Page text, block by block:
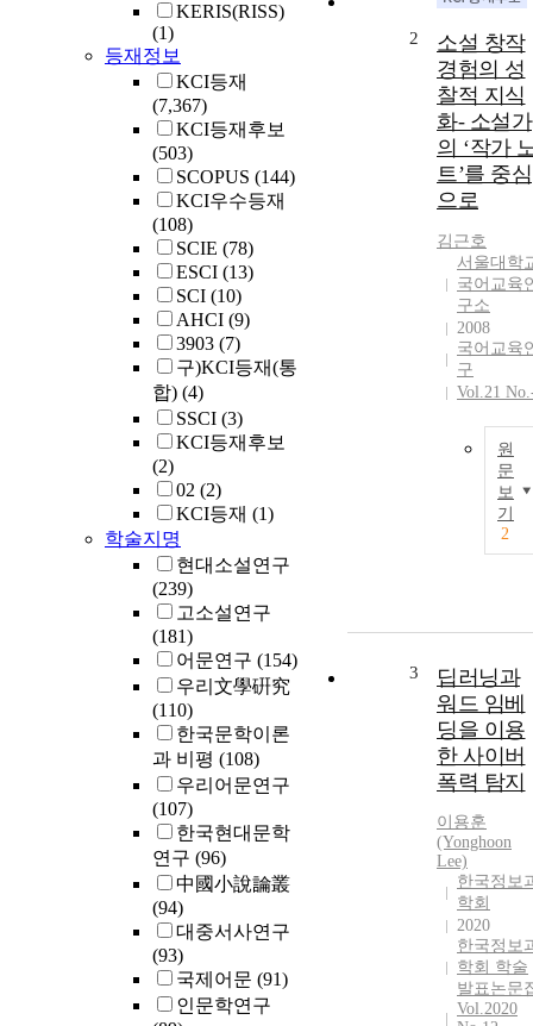
KERIS(RISS)
(1)
등재정보
KCI등재
(7,367)
KCI등재후보
(503)
SCOPUS (144)
KCI우수등재
(108)
SCIE (78)
ESCI (13)
SCI (10)
AHCI (9)
3903 (7)
구)KCI등재(통
합) (4)
SSCI (3)
KCI등재후보
(2)
02 (2)
KCI등재 (1)
학술지명
현대소설연구
(239)
고소설연구
(181)
어문연구 (154)
우리文學硏究
(110)
한국문학이론
과 비평 (108)
우리어문연구
(107)
한국현대문학
연구 (96)
中國小說論叢
(94)
대중서사연구
(93)
국제어문 (91)
인문학연구
2
소설 창작
경험의 성
찰적 지식
화- 소설가
의 ‘작가
트’를 중심
으로
김근호
서울대학
국어교육
구소
2008
국어교육
구
Vol.21
원
문
보
기
2
3
딥러닝과
워드 임베
딩을 이용
한 사이버
폭력 탐지
이용훈
(Yonghoon
Lee)
한국정보
학회
2020
한국정보
학회 학술
발표논문
Vol.2020